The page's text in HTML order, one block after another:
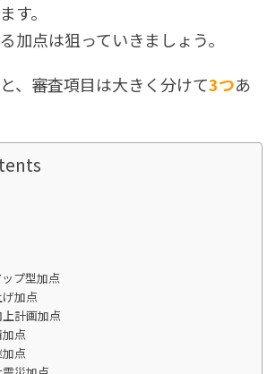
す。
加点は狙っていきましょう。
、審査項目は大きく分けて3つあ
プ型加点
加点
計画加点
点
点